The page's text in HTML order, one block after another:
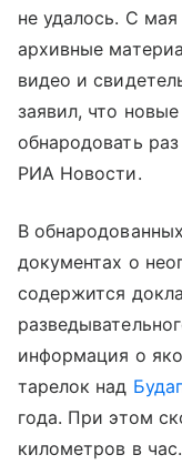
не удалось. С мая
архивные
видео и
заявил, что
обнародовать
РИА Новости.
В
документах о
содержится
информация о
тарелок над
года. При этом
километров в час.